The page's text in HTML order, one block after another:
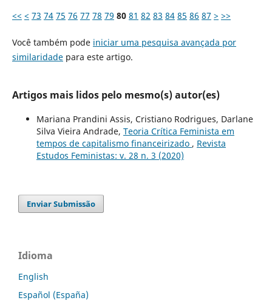
<< < 73 74 75 76 77 78 79 80 81 82 83 84 85 86 87 > >>
Você também pode iniciar uma pesquisa avançada por
similaridadepara este artigo.
Artigos mais lidos pelo mesmo(s) autor(es)
Mariana Prandini Assis, Cristiano Rodrigues, Darlane
Silva Vieira Andrade, Teoria Crítica Feminista em
tempos de capitalismo financeirizado , Revista
Estudos Feministas: v. 28 n. 3 (2020)
Enviar Submissão
Idioma
English
Español (España)